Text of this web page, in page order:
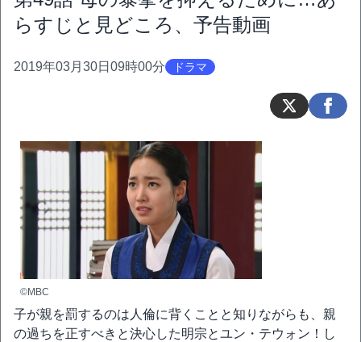
らすじと見どころ、予告動画
2019年03月30日09時00分 ドラマ
©MBC
子が親を罰するのは人倫に背くことと知りながらも、親
の過ちを正すべきと決心した明宗とユン・テウォン！し